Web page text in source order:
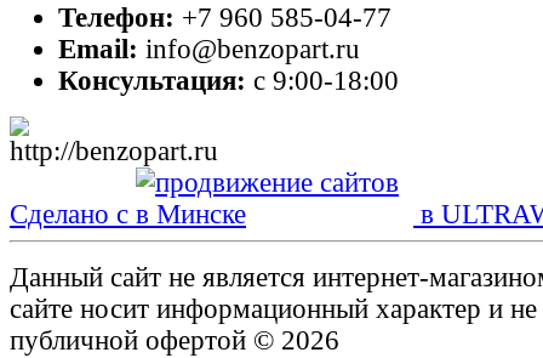
Телефон: +7 960 585-04-77
Email: info@benzopart.ru
Консультация: с 9:00-18:00
Сделано с в
Данный сайт не является интернет-
сайте носит информационный характер и не
публичной офертой © 2026